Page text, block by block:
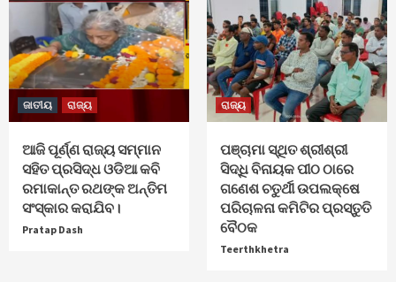
ଜାତୀୟ ରାଜ୍ୟ
ଆଜି ପୂର୍ଣ୍ଣ ରାଜ୍ୟ ସମ୍ମାନ
ସହିତ ପ୍ରସିଦ୍ଧ ଓଡିଆ କବି
ରମାକାନ୍ତ ରଥଙ୍କ ଅନ୍ତିମ
ସଂସ୍କାର କରାଯିବ।
Pratap Dash
ରାଜ୍ୟ
ପଞ୍ଚାମା ସ୍ଥିତ ଶ୍ରୀଶ୍ରୀ
ସିଦ୍ଧି ବିନାୟକ ପୀଠ ଠାରେ
ଗଣେଶ ଚତୁର୍ଥୀ ଉପଲକ୍ଷେ
ପରିଚାଳନା କମିଟିର ପ୍ରସ୍ତୁତି
ବୈଠକ
Teerthkhetra